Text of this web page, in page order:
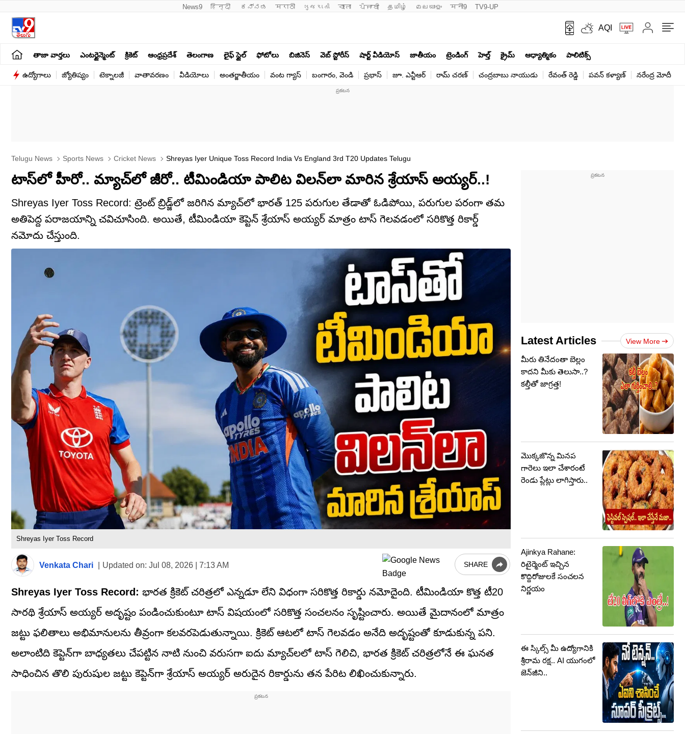
News9 हिन्दी ಕನ್ನಡ मराठी ગુજરાતી বাংলা ਪੰਜਾਬੀ தமிழ் മലയാളം मनी9 TV9-UP
AQI
తాజా వార్తలు ఎంటర్టైన్మెంట్ క్రికెట్ ఆంధ్రప్రదేశ్ తెలంగాణ లైఫ్ స్టైల్ ఫోటోలు బిజినెస్ వెబ్ స్టోరీస్ షార్ట్ వీడియోస్ జాతీయం ట్రెండింగ్ హెల్త్‌ క్రైమ్ ఆధ్యాత్మికం పాలిటిక్స్‌
ఉద్యోగాలు జ్యోతిష్యం టెక్నాలజీ వాతావరణం వీడియోలు అంతర్జాతీయం వంట గ్యాస్ బంగారం, వెండి ప్రభాస్ జూ. ఎన్టీఆర్ రామ్ చ‌ర‌ణ్‌ చంద్రబాబు నాయుడు రేవంత్ రెడ్డి పవన్ కళ్యాణ్ నరేంద్ర మోదీ
Telugu News Sports News Cricket News Shreyas Iyer Unique Toss Record India Vs England 3rd T20 Updates Telugu
టాస్‌లో హీరో.. మ్యాచ్‌లో జీరో.. టీమిండియా పాలిట విలన్‌లా మారిన శ్రేయాస్ అయ్యర్..!
Shreyas Iyer Toss Record: ట్రెంట్ బ్రిడ్జ్‌లో జరిగిన మ్యాచ్‌లో భారత్ 125 పరుగుల తేడాతో ఓడిపోయి, పరుగుల పరంగా తమ
అతిపెద్ద పరాజయాన్ని చవిచూసింది. అయితే, టీమిండియా కెప్టెన్ శ్రేయాస్ అయ్యర్ మాత్రం టాస్ గెలవడంలో సరికొత్త రికార్డ్
నమోదు చేస్తుంది.
Shreyas Iyer Toss Record
Venkata Chari Updated on: Jul 08, 2026 | 7:13 AM SHARE
Shreyas Iyer Toss Record: భారత క్రికెట్ చరిత్రలో ఎన్నడూ లేని విధంగా సరికొత్త రికార్డు నమోదైంది. టీమిండియా కొత్త టీ20
సారథి శ్రేయాస్ అయ్యర్ అదృష్టం పండించుకుంటూ టాస్ విషయంలో సరికొత్త సంచలనం సృష్టించారు. అయితే మైదానంలో మాత్రం
జట్టు ఫలితాలు అభిమానులను తీవ్రంగా కలవరపెడుతున్నాయి. క్రికెట్ ఆటలో టాస్ గెలవడం అనేది అదృష్టంతో కూడుకున్న పని.
అలాంటిది కెప్టెన్‌గా బాధ్యతలు చేపట్టిన నాటి నుంచి వరుసగా ఐదు మ్యాచ్‌లలో టాస్ గెలిచి, భారత క్రికెట్ చరిత్రలోనే ఈ ఘనత
సాధించిన తొలి పురుషుల జట్టు కెప్టెన్‌గా శ్రేయాస్ అయ్యర్ అరుదైన రికార్డును తన పేరిట లిఖించుకున్నారు.
Latest Articles View More
మీరు తినేదంతా బెల్లం
కాదని మీకు తెలుసా..?
కల్తీతో జాగ్రత్త!
మొక్కజొన్న మినప
గారెలు ఇలా చేశారంటే
రెండు ప్లేట్లు లాగిస్తారు..
Ajinkya Rahane:
రిటైర్మెంట్ ఇచ్చిన
కొద్దిరోజులకే సంచలన
నిర్ణయం
ఈ స్కిల్స్ మీ ఉద్యోగానికి
శ్రీరామ రక్ష.. AI యుగంలో
జెన్‌జీని..